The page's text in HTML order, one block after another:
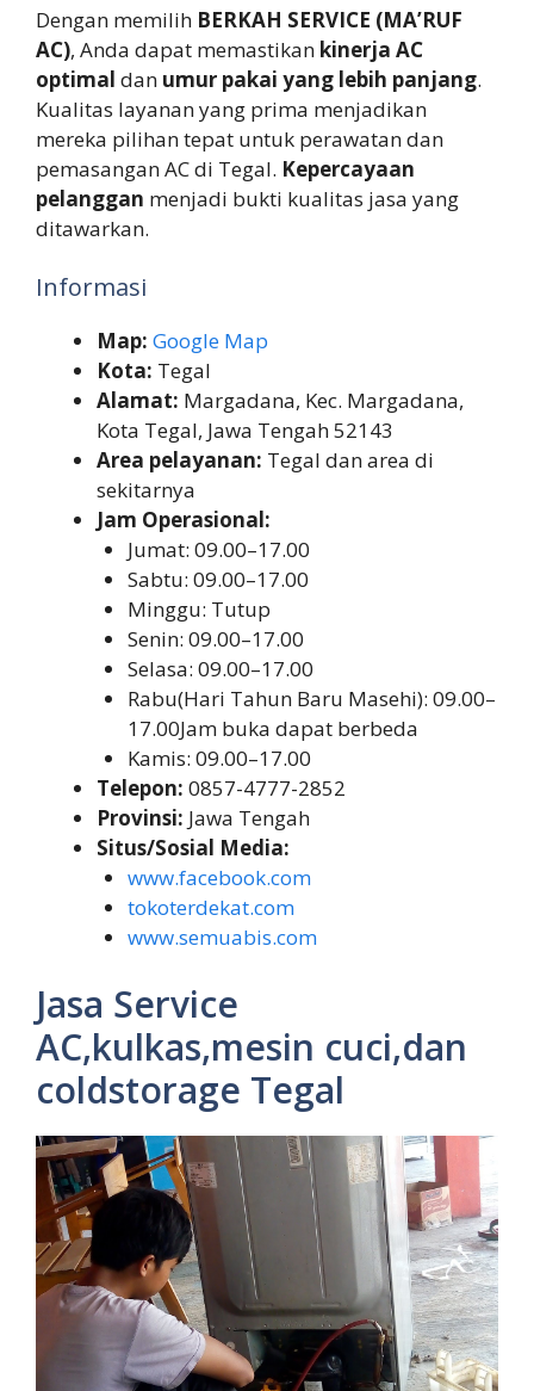
Dengan memilih BERKAH SERVICE (MA’RUF
AC), Anda dapat memastikan kinerja AC
optimal dan umur pakai yang lebih panjang.
Kualitas layanan yang prima menjadikan
mereka pilihan tepat untuk perawatan dan
pemasangan AC di Tegal. Kepercayaan
pelanggan menjadi bukti kualitas jasa yang
ditawarkan.
Informasi
Map: Google Map
Kota: Tegal
Alamat: Margadana, Kec. Margadana,
Kota Tegal, Jawa Tengah 52143
Area pelayanan: Tegal dan area di
sekitarnya
Jam Operasional:
Jumat: 09.00–17.00
Sabtu: 09.00–17.00
Minggu: Tutup
Senin: 09.00–17.00
Selasa: 09.00–17.00
Rabu(Hari Tahun Baru Masehi): 09.00–
17.00Jam buka dapat berbeda
Kamis: 09.00–17.00
Telepon: 0857-4777-2852
Provinsi: Jawa Tengah
Situs/Sosial Media:
www.facebook.com
tokoterdekat.com
www.semuabis.com
Jasa Service
AC,kulkas,mesin cuci,dan
coldstorage Tegal